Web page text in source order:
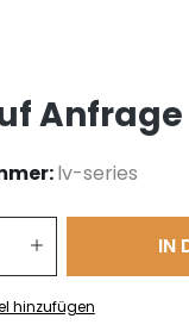
Anfrage
lv-series
den gewünschten
IN
hinzufügen